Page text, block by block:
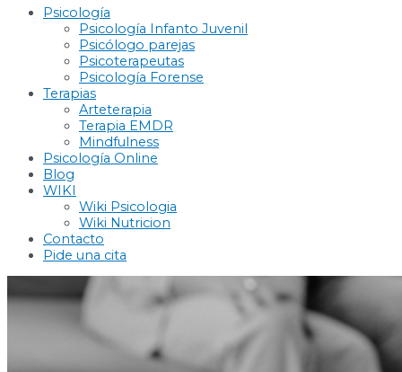
Psicología
Psicología Infanto Juvenil
Psicólogo parejas
Psicoterapeutas
Psicología Forense
Terapias
Arteterapia
Terapia EMDR
Mindfulness
Psicología Online
Blog
WIKI
Wiki Psicologia
Wiki Nutricion
Contacto
Pide una cita